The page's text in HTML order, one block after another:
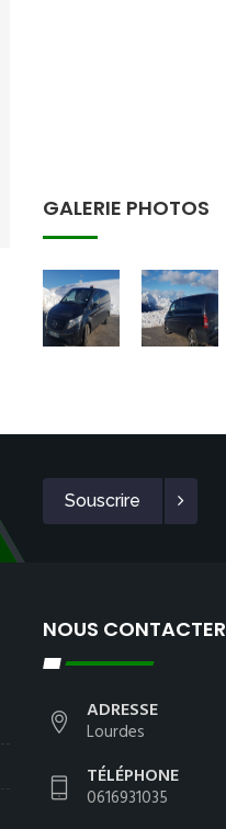
GALERIE PHOTOS
Souscrire
NOUS CONTACTER
ADRESSE
Lourdes
TÉLÉPHONE
0616931035